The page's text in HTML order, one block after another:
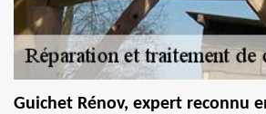
Guichet Rénov, expert reconnu